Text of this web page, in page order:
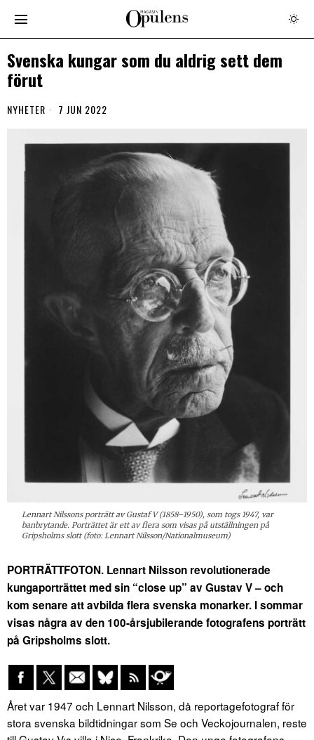
Svenska kungar som du aldrig sett dem
förut
NYHETER 7 JUN 2022
Lennart Nilssons porträtt av Gustaf V (1858–1950), som togs 1947, var
banbrytande. Porträttet är ett av flera som visas på utställningen på
Gripsholms slott (foto: Lennart Nilsson/Nationalmuseum)
PORTRÄTTFOTON. Lennart Nilsson revolutionerade
kungaporträttet med sin “close up” av Gustav V – och
kom senare att avbilda flera svenska monarker. I sommar
visas några av den 100-årsjubilerande fotografens porträtt
på Gripsholms slott.
Året var 1947 och Lennart Nilsson, då reportagefotograf för
stora svenska bildtidningar som Se och Veckojournalen, reste